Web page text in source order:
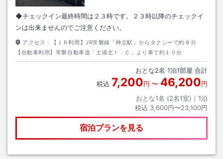
◆チェックイン最終時間は２３時です。２３時以降のチェックイ
ンは出来ませんのでご注意ください。
アクセス：
【ＪＲ利用】JR常磐線「神立駅」からタクシーで約８分
【自動車利用】常磐自動車道「土浦北Ｉ．Ｃ」より車で約１０分
おとな2名 1泊1部屋 合計
税込 7,200円 〜 46,200円
おとな1名 (2名1室)｜ 1泊
税込 3,600円〜23,100円
宿泊プランを見る